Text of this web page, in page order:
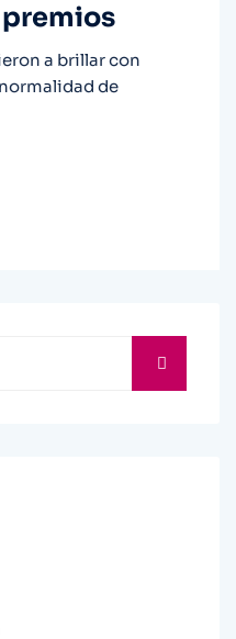
a brillar con
de